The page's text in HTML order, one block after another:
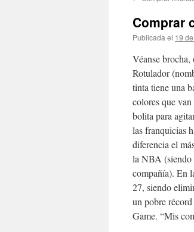
contenido
Comprar
Publicada el 19
Véanse
Rotulador
tinta tiene una
colores que
bolita para
las franquicias
diferencia el
la NBA (siendo
compañía). En
27, siendo
un pobre
Game. “Mis